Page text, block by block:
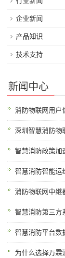
企业新闻
产品知识
技术支持
新闻中心
消防物联网用户
深圳智慧消防物
智慧消防政策加
智慧消防智能运
消防物联网中继
智慧消防第三方
智慧消防平台数
为什么选择万霖